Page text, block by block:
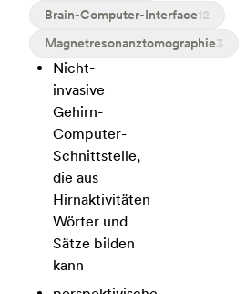
Brain-Computer-Interface12
Magnetresonanztomographie3
Nicht-
invasive
Gehirn-
Computer-
Schnittstelle,
die aus
Hirnaktivitäten
Wörter und
Sätze bilden
kann